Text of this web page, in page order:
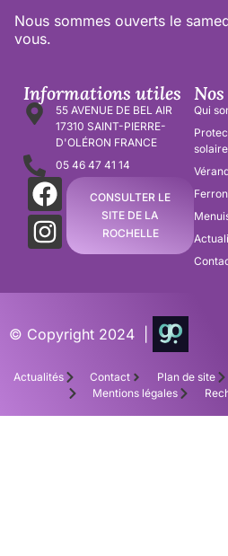
Nous sommes ouverts le
vous.
Informations utiles
55 AVENUE DE BEL AIR
17310 SAINT-PIERRE-
D'OLÉRON FRANCE
05 46 47 41 14
CONSULTER LE
SITE DE LA
ROCHELLE
Qui
© Copyright 2024 |
Actualités Contact Plan de site
Mentions légales